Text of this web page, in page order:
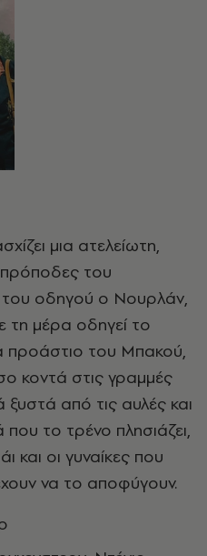
μια ατελείωτη,
του
του οδηγού ο Νουρλάν,
μέρα οδηγεί το
προάστιο του Μπακού,
κοντά στις γραμμές
από τις αυλές και
το τρένο πλησιάζει,
και οι γυναίκες που
να το αποφύγουν.